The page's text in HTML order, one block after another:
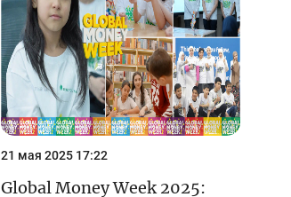
21 мая 2025 17:22
Global Money Week 2025: